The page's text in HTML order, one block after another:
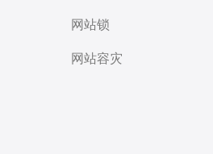
网站锁
网站容灾